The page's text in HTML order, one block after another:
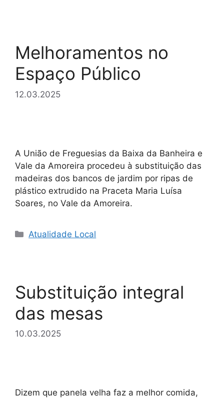
Melhoramentos no
Espaço Público
12.03.2025
A União de Freguesias da Baixa da Banheira e
Vale da Amoreira procedeu à substituição das
madeiras dos bancos de jardim por ripas de
plástico extrudido na Praceta Maria Luísa
Soares, no Vale da Amoreira.
Categorias
Atualidade Local
Substituição integral
das mesas
10.03.2025
Dizem que panela velha faz a melhor comida,